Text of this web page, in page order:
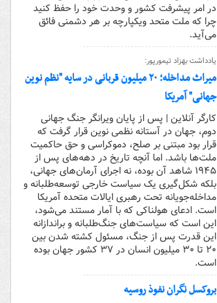
در امر پیشرفت کشور و وحدت خود را حفظ کنید
چرا که ملت متحد ویکپارچه بر هر دشمنی فائق
می‌آید.
یادداشت بهزاد تیمورپور:
میراث مداخله؛ ۲۰ میلیون قربانی در سایه "نظم نوین
جهانی" آمریکا
کارگر آنلاین | پس از پایان ویرانگر جنگ جهانی
دوم، جهان در آستانه نظمی نوین قرار گرفت که
قرار بود مبتنی بر صلح، دموکراسی و حق حاکمیت
ملت‌ها باشد. اما آنچه تاریخ در دهه‌های پس از
۱۹۴۵ شاهد آن بوده، نه اجرای آرمان‌های جهانی،
بلکه شکل‌گیری یک سیاست خارجی توسعه‌طلبانه و
مداخله‌جویانه تحت رهبری ایالات متحده آمریکا
است. ادعای هولناکی که با آمار مستند می‌شود،
این است که سیاست‌های جنگ‌طلبانه و براندازانه
این قدرت پس از جنگ، مسئول کشته شدن بین
۲۰ تا ۳۰ میلیون انسان در ۳۷ کشور جهان بوده
است.
بروکسل نگران نفوذ روسیه